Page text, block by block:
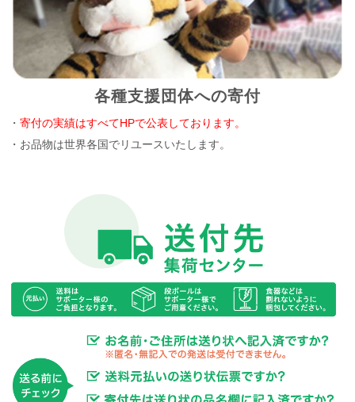
各種支援団体への寄付
・寄付の実績はすべてHPで公表しております。
・お品物は世界各国でリユースいたします。